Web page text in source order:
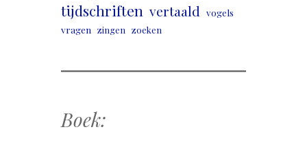
tijdschriften vertaald vogels
vragen zingen zoeken
Boek: